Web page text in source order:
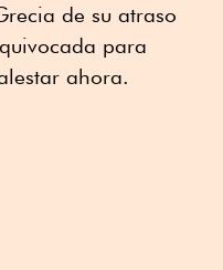
de su atraso
para
ahora.